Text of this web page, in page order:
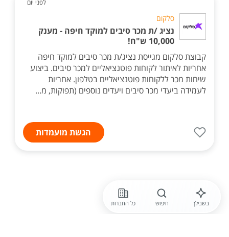
לפני יום
סלקום
נציג /ת מכר סיבים למוקד חיפה - מענק
10,000 ש"ח!
קבוצת סלקום מגייסת נציג/ת מכר סיבים למוקד חיפה
אחריות לאיתור לקוחות פוטנציאליים למכר סיבים. ביצוע
שיחות מכר ללקוחות פוטנציאליים בטלפון. אחריות
לעמידה ביעדי מכר סיבים ויעדים נוספים (תפוקות, מ...
הגשת מועמדות
בשבילך חיפוש כל החברות